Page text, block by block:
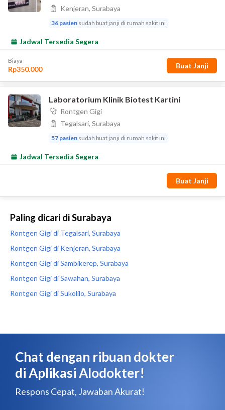
Paling dicari di Surabaya
Rontgen Gigi di Tegalsari, Surabaya
Rontgen Gigi di Kenjeran, Surabaya
Rontgen Gigi di Sambikerep, Surabaya
Rontgen Gigi di Sawahan, Surabaya
Rontgen Gigi di Sukolilo, Surabaya